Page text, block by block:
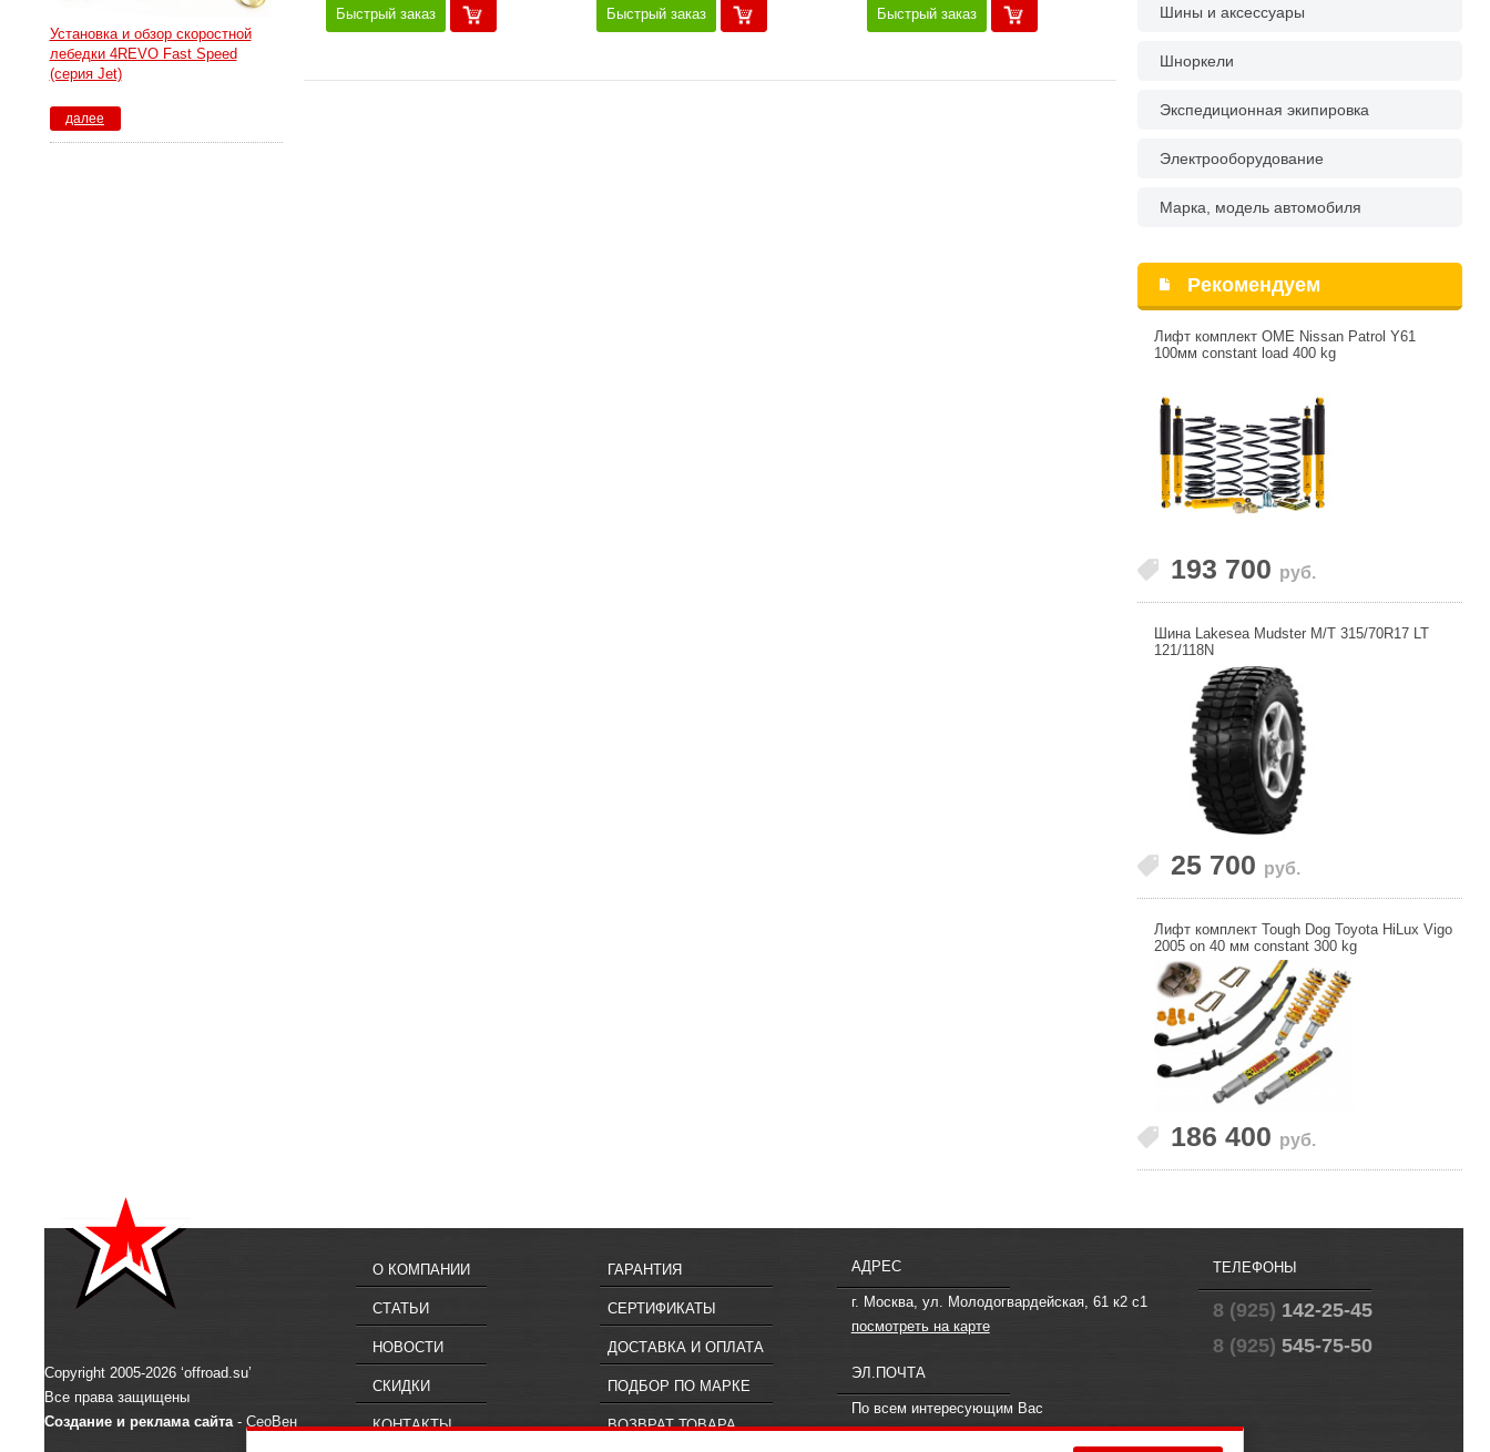
Установка и обзор скоростной
лебедки 4REVO Fast Speed
(серия Jet)
далее
Быстрый заказ Быстрый заказ Быстрый заказ Шины и аксессуары
Шноркели
Экспедиционная экипировка
Электрооборудование
Марка, модель автомобиля
Рекомендуем
Лифт комплект OME Nissan Patrol Y61
100мм constant load 400 kg
193 700 руб.
Шина Lakesea Mudster M/T 315/70R17 LT
121/118N
25 700 руб.
Лифт комплект Tough Dog Toyota HiLux Vigo
2005 on 40 мм constant 300 kg
186 400 руб.
Copyright 2005-2026 ‘offroad.su’
Все права защищены
Создание и реклама сайта- СеоВен
О КОМПАНИИ
СТАТЬИ
НОВОСТИ
СКИДКИ
КОНТАКТЫ
ГАРАНТИЯ
СЕРТИФИКАТЫ
ДОСТАВКА И ОПЛАТА
ПОДБОР ПО МАРКЕ
ВОЗВРАТ ТОВАРА
АДРЕС
г. Москва, ул. Молодогвардейская, 61 к2 с1
посмотреть на карте
ЭЛ.ПОЧТА
По всем интересующим Вас
вопросам пишитеinfo@offroad.su
ТЕЛЕФОНЫ
8 (925) 142-25-45
8 (925) 545-75-50